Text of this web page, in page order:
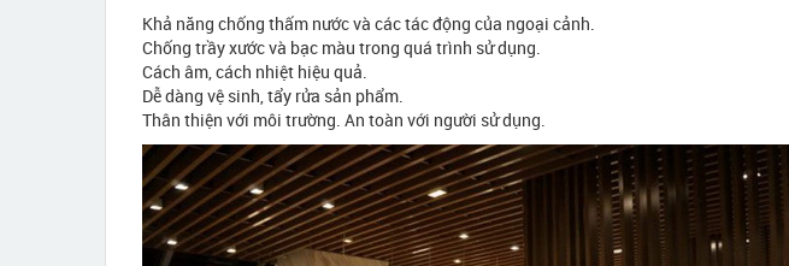
Khả năng chống thấm nước và các tác động của ngoại cảnh.
Chống trầy xước và bạc màu trong quá trình sử dụng.
Cách âm, cách nhiệt hiệu quả.
Dễ dàng vệ sinh, tẩy rửa sản phẩm.
Thân thiện với môi trường. An toàn với người sử dụng.